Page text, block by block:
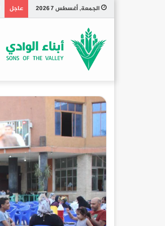
الجمعة, أغسطس 7 2026 عاجل